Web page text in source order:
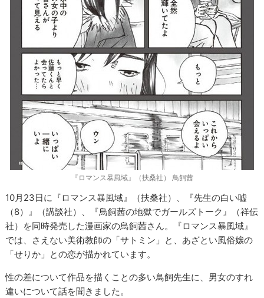
『ロマンス暴風域』（扶桑社） 鳥飼茜
10月23日に『ロマンス暴風域』（扶桑社）、『先生の白い嘘
（8）』（講談社）、『鳥飼茜の地獄でガールズトーク』（祥伝
社）を同時発売した漫画家の鳥飼茜さん。『ロマンス暴風域』
では、さえない美術教師の「サトミン」と、あざとい風俗嬢の
「せりか」との恋が描かれています。
性の差について作品を描くことの多い鳥飼先生に、男女のすれ
違いについて話を聞きました。